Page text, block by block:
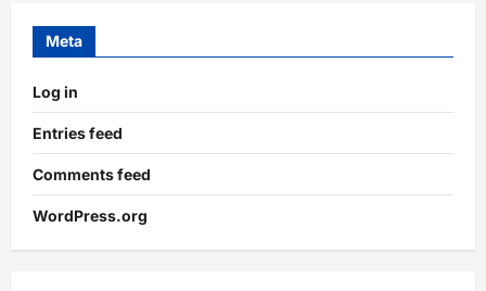
Meta
Log in
Entries feed
Comments feed
WordPress.org